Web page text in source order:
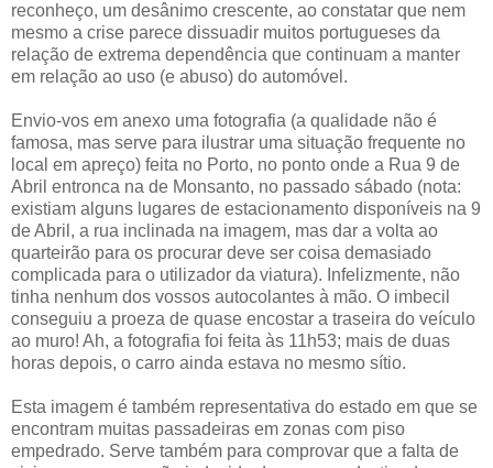
reconheço, um desânimo crescente, ao constatar que nem
mesmo a crise parece dissuadir muitos portugueses da
relação de extrema dependência que continuam a manter
em relação ao uso (e abuso) do automóvel.
Envio-vos em anexo uma fotografia (a qualidade não é
famosa, mas serve para ilustrar uma situação frequente no
local em apreço) feita no Porto, no ponto onde a Rua 9 de
Abril entronca na de Monsanto, no passado sábado (nota:
existiam alguns lugares de estacionamento disponíveis na 9
de Abril, a rua inclinada na imagem, mas dar a volta ao
quarteirão para os procurar deve ser coisa demasiado
complicada para o utilizador da viatura). Infelizmente, não
tinha nenhum dos vossos autocolantes à mão. O imbecil
conseguiu a proeza de quase encostar a traseira do veículo
ao muro! Ah, a fotografia foi feita às 11h53; mais de duas
horas depois, o carro ainda estava no mesmo sítio.
Esta imagem é também representativa do estado em que se
encontram muitas passadeiras em zonas com piso
empedrado. Serve também para comprovar que a falta de